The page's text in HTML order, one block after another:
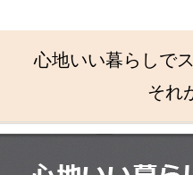
心地いい暮らしで
それ